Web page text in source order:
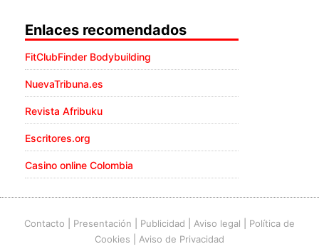
Enlaces recomendados
FitClubFinder Bodybuilding
NuevaTribuna.es
Revista Afribuku
Escritores.org
Casino online Colombia
Contacto Presentación Publicidad Aviso legal
Política de
Cookies
Aviso de Privacidad